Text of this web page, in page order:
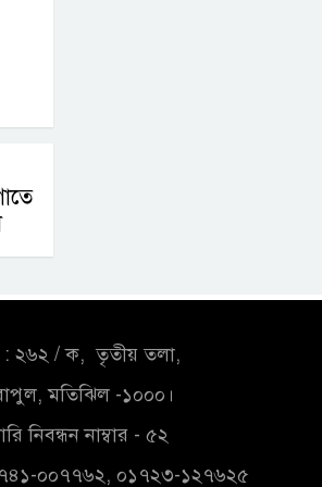
২৬২ / ক, তৃতীয় তলা,
মতিঝিল -১০০০।
নিবন্ধন নাম্বার - ৫২
০০৭৭৬২, ০১৭২৩-১২৭৬২৫